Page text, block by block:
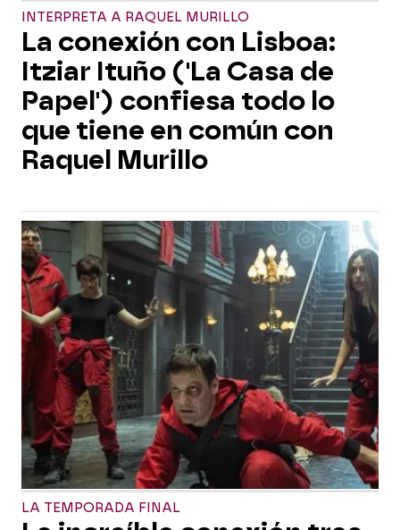
INTERPRETA A RAQUEL MURILLO
La conexión con Lisboa:
Itziar Ituño ('La Casa de
Papel') confiesa todo lo
que tiene en común con
Raquel Murillo
LA TEMPORADA FINAL